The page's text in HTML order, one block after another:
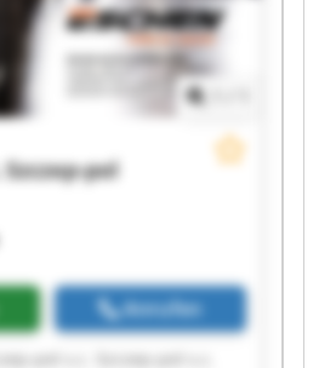
Szczep-pol
Anrufen